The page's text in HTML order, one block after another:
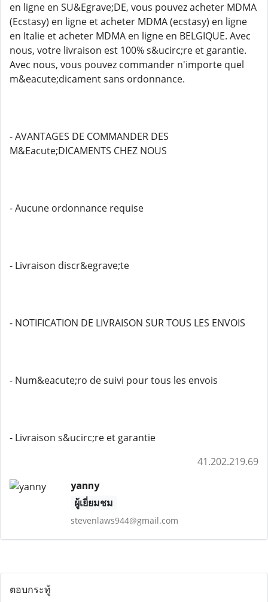
en ligne en SU&Egrave;DE, vous pouvez acheter MDMA
(Ecstasy) en ligne et acheter MDMA (ecstasy) en ligne
en Italie et acheter MDMA en ligne en BELGIQUE. Avec
nous, votre livraison est 100% s&ucirc;re et garantie.
Avec nous, vous pouvez commander n'importe quel
m&eacute;dicament sans ordonnance.
- AVANTAGES DE COMMANDER DES
M&Eacute;DICAMENTS CHEZ NOUS
- Aucune ordonnance requise
- Livraison discr&egrave;te
- NOTIFICATION DE LIVRAISON SUR TOUS LES ENVOIS
- Num&eacute;ro de suivi pour tous les envois
- Livraison s&ucirc;re et garantie
41.202.219.69
yanny
ผู้เยี่ยมชม
stevenlaws944@gmail.com
ตอบกระทู้